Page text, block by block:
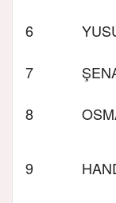
6
7
8
9